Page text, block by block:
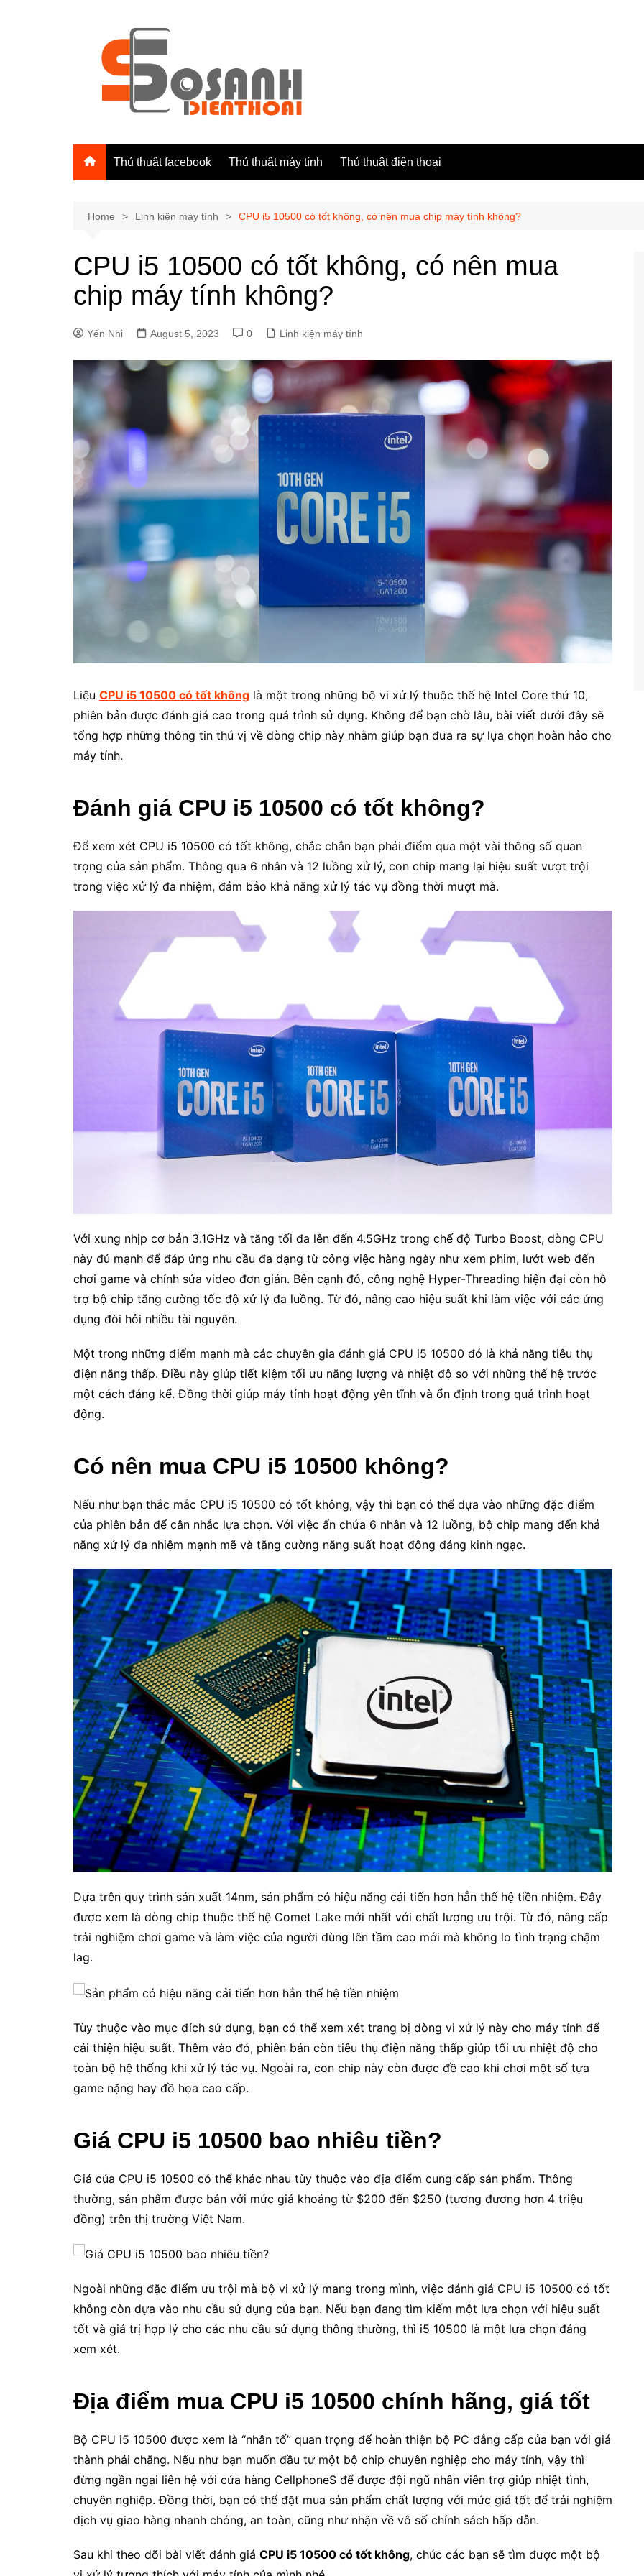
Thủ thuật facebook Thủ thuật máy tính Thủ thuật điện thoại
Home Linh kiện máy tính CPU i5 10500 có tốt không, có nên mua chip máy tính không?
CPU i5 10500 có tốt không, có nên mua
chip máy tính không?
Yến Nhi August 5, 2023 0 Linh kiện máy tính
Liệu CPU i5 10500 có tốt không là một trong những bộ vi xử lý thuộc thế hệ Intel Core thứ 10,
phiên bản được đánh giá cao trong quá trình sử dụng. Không để bạn chờ lâu, bài viết dưới đây sẽ
tổng hợp những thông tin thú vị về dòng chip này nhằm giúp bạn đưa ra sự lựa chọn hoàn hảo cho
máy tính.
Đánh giá CPU i5 10500 có tốt không?
Để xem xét CPU i5 10500 có tốt không, chắc chắn bạn phải điểm qua một vài thông số quan
trọng của sản phẩm. Thông qua 6 nhân và 12 luồng xử lý, con chip mang lại hiệu suất vượt trội
trong việc xử lý đa nhiệm, đảm bảo khả năng xử lý tác vụ đồng thời mượt mà.
Với xung nhịp cơ bản 3.1GHz và tăng tối đa lên đến 4.5GHz trong chế độ Turbo Boost, dòng CPU
này đủ mạnh để đáp ứng nhu cầu đa dạng từ công việc hàng ngày như xem phim, lướt web đến
chơi game và chỉnh sửa video đơn giản. Bên cạnh đó, công nghệ Hyper-Threading hiện đại còn hỗ
trợ bộ chip tăng cường tốc độ xử lý đa luồng. Từ đó, nâng cao hiệu suất khi làm việc với các ứng
dụng đòi hỏi nhiều tài nguyên.
Một trong những điểm mạnh mà các chuyên gia đánh giá CPU i5 10500 đó là khả năng tiêu thụ
điện năng thấp. Điều này giúp tiết kiệm tối ưu năng lượng và nhiệt độ so với những thế hệ trước
một cách đáng kể. Đồng thời giúp máy tính hoạt động yên tĩnh và ổn định trong quá trình hoạt
động.
Có nên mua CPU i5 10500 không?
Nếu như bạn thắc mắc CPU i5 10500 có tốt không, vậy thì bạn có thể dựa vào những đặc điểm
của phiên bản để cân nhắc lựa chọn. Với việc ẩn chứa 6 nhân và 12 luồng, bộ chip mang đến khả
năng xử lý đa nhiệm mạnh mẽ và tăng cường năng suất hoạt động đáng kinh ngạc.
Dựa trên quy trình sản xuất 14nm, sản phẩm có hiệu năng cải tiến hơn hẳn thế hệ tiền nhiệm. Đây
được xem là dòng chip thuộc thế hệ Comet Lake mới nhất với chất lượng ưu trội. Từ đó, nâng cấp
trải nghiệm chơi game và làm việc của người dùng lên tầm cao mới mà không lo tình trạng chậm
lag.
Tùy thuộc vào mục đích sử dụng, bạn có thể xem xét trang bị dòng vi xử lý này cho máy tính để
cải thiện hiệu suất. Thêm vào đó, phiên bản còn tiêu thụ điện năng thấp giúp tối ưu nhiệt độ cho
toàn bộ hệ thống khi xử lý tác vụ. Ngoài ra, con chip này còn được đề cao khi chơi một số tựa
game nặng hay đồ họa cao cấp.
Giá CPU i5 10500 bao nhiêu tiền?
Giá của CPU i5 10500 có thể khác nhau tùy thuộc vào địa điểm cung cấp sản phẩm. Thông
thường, sản phẩm được bán với mức giá khoảng từ $200 đến $250 (tương đương hơn 4 triệu
đồng) trên thị trường Việt Nam.
Ngoài những đặc điểm ưu trội mà bộ vi xử lý mang trong mình, việc đánh giá CPU i5 10500 có tốt
không còn dựa vào nhu cầu sử dụng của bạn. Nếu bạn đang tìm kiếm một lựa chọn với hiệu suất
tốt và giá trị hợp lý cho các nhu cầu sử dụng thông thường, thì i5 10500 là một lựa chọn đáng
xem xét.
Địa điểm mua CPU i5 10500 chính hãng, giá tốt
Bộ CPU i5 10500 được xem là “nhân tố” quan trọng để hoàn thiện bộ PC đẳng cấp của bạn với giá
thành phải chăng. Nếu như bạn muốn đầu tư một bộ chip chuyên nghiệp cho máy tính, vậy thì
đừng ngần ngại liên hệ với cửa hàng CellphoneS để được đội ngũ nhân viên trợ giúp nhiệt tình,
chuyên nghiệp. Đồng thời, bạn có thể đặt mua sản phẩm chất lượng với mức giá tốt để trải nghiệm
dịch vụ giao hàng nhanh chóng, an toàn, cũng như nhận về vô số chính sách hấp dẫn.
Sau khi theo dõi bài viết đánh giá CPU i5 10500 có tốt không, chúc các bạn sẽ tìm được một bộ